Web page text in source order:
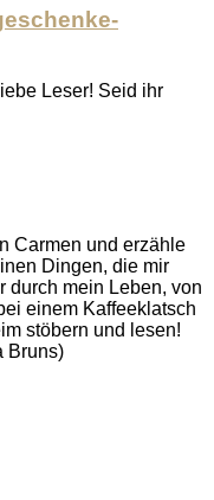
Leser! Seid ihr
Carmen und erzähle
Dingen, die mir
durch mein Leben, von
einem Kaffeeklatsch
stöbern und lesen!
Bruns)